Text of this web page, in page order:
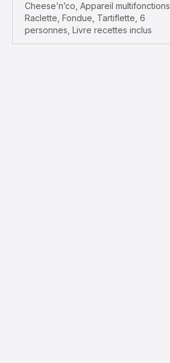
Cheese’n’co, Appareil multifonctions,
Raclette, Fondue, Tartiflette, 6
personnes, Livre recettes inclus